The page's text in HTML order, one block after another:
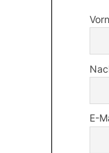
E-